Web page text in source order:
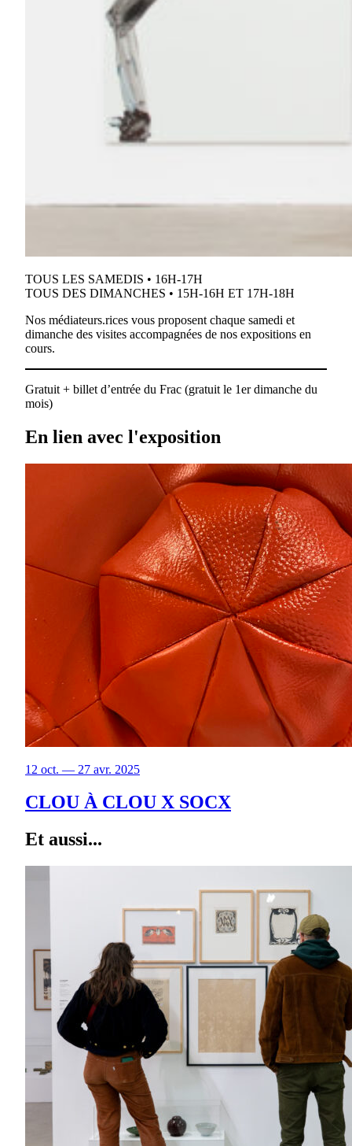
TOUS LES SAMEDIS • 16H-17H
TOUS DES DIMANCHES • 15H-16H ET 17H-18H
Nos médiateurs.rices vous proposent chaque samedi et
dimanche des visites accompagnées de nos expositions en
cours.
Gratuit + billet d’entrée du Frac (gratuit le 1er dimanche du
mois)
En lien avec l'exposition
12 oct. — 27 avr. 2025
CLOU À CLOU X SOCX
Et aussi...